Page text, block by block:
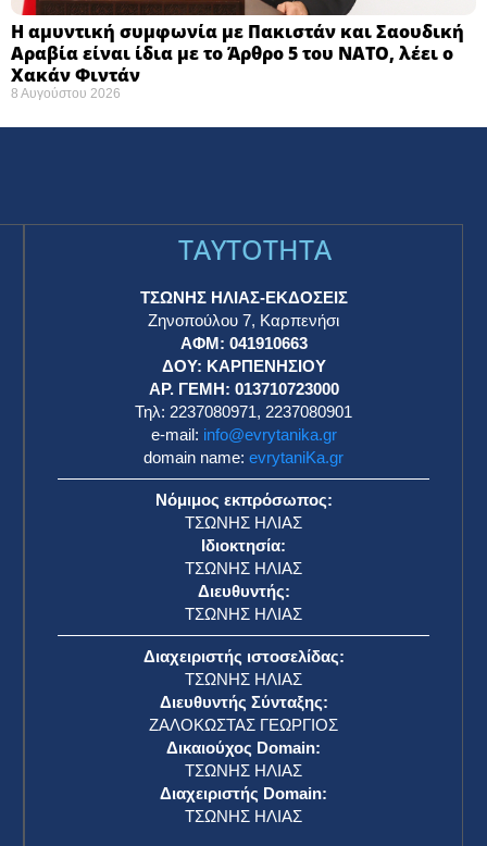
Η αμυντική συμφωνία με Πακιστάν και Σαουδική
Αραβία είναι ίδια με το Άρθρο 5 του ΝΑΤΟ, λέει ο
Χακάν Φιντάν
8 Αυγούστου 2026
TAYTOTHTA
ΤΣΩΝΗΣ ΗΛΙΑΣ-ΕΚΔΟΣΕΙΣ
Ζηνοπούλου 7, Καρπενήσι
ΑΦΜ: 041910663
ΔΟΥ: ΚΑΡΠΕΝΗΣΙΟΥ
ΑΡ. ΓΕΜΗ: 013710723000
Τηλ: 2237080971, 2237080901
e-mail: info@evrytanika.gr
domain name: evrytaniKa.gr
Νόμιμος εκπρόσωπος:
ΤΣΩΝΗΣ ΗΛΙΑΣ
Ιδιοκτησία:
ΤΣΩΝΗΣ ΗΛΙΑΣ
Διευθυντής:
ΤΣΩΝΗΣ ΗΛΙΑΣ
Διαχειριστής ιστοσελίδας:
ΤΣΩΝΗΣ ΗΛΙΑΣ
Διευθυντής Σύνταξης:
ΖΑΛΟΚΩΣΤΑΣ ΓΕΩΡΓΙΟΣ
Δικαιούχος Domain:
ΤΣΩΝΗΣ ΗΛΙΑΣ
Διαχειριστής Domain:
ΤΣΩΝΗΣ ΗΛΙΑΣ